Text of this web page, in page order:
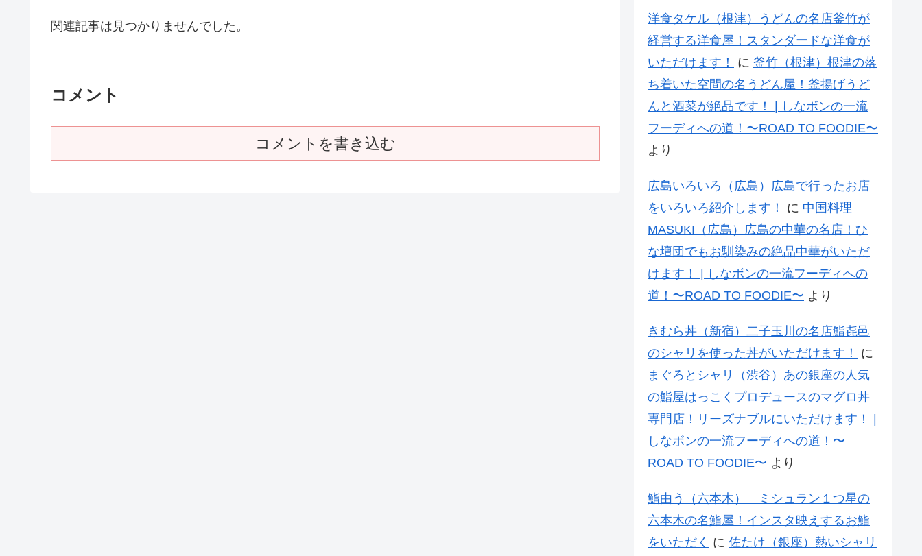
関連記事は見つかりませんでした。
コメント
コメントを書き込む
洋食タケル（根津）うどんの名店釜竹が
経営する洋食屋！スタンダードな洋食が
いただけます！
に 釜竹（根津）根津の落
ち着いた空間の名うどん屋！釜揚げうど
んと酒菜が絶品です！ | しなボンの一流
フーディへの道！〜ROAD TO FOODIE〜
より
広島いろいろ（広島）広島で行ったお店
をいろいろ紹介します！
に 中国料理
MASUKI（広島）広島の中華の名店！ひ
な壇団でもお馴染みの絶品中華がいただ
けます！ | しなボンの一流フーディへの
道！〜ROAD TO FOODIE〜 より
きむら丼（新宿）二子玉川の名店鮨㐂邑
のシャリを使った丼がいただけます！
に
まぐろとシャリ（渋谷）あの銀座の人気
の鮨屋はっこくプロデュースのマグロ丼
専門店！リーズナブルにいただけます！ |
しなボンの一流フーディへの道！〜
ROAD TO FOODIE〜 より
鮨由う（六本木） ミシュラン１つ星の
六本木の名鮨屋！インスタ映えするお鮨
をいただく に 佐たけ（銀座）熱いシャリ